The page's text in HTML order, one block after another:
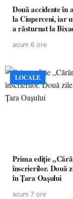
Două accidente în
la Ciuperceni, iar
a răsturnat la
acum 6 ore
LOCALE
Prima ediție
înscrierilor. Două
în Țara Oașului
acum 7 ore